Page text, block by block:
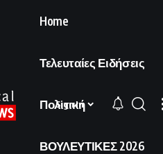
Home
Τελευταίες Ειδήσεις
Πολιτική
ΒΟΥΛΕΥΤΙΚΕΣ 2026
Sign In